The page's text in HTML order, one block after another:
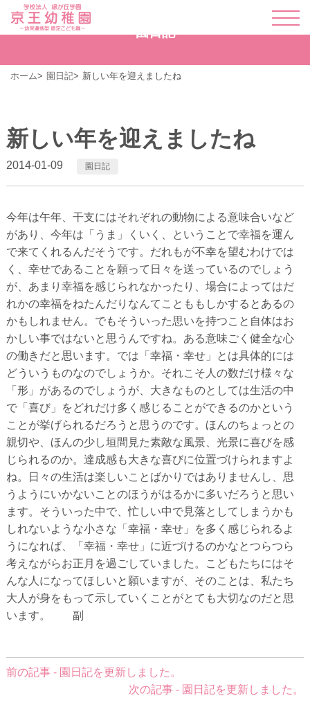
園日記
ホーム 園日記 新しい年を迎えましたね
新しい年を迎えましたね
2014-01-09 園日記
今年は午年、干支にはそれぞれの動物による意味合いなど
があり、今年は「うま」くいく、ということで幸福を運ん
で来てくれるんだそうです。だれもが不幸を望むわけでは
く、幸せであることを願って日々を送っているのでしょう
が、あまり幸福を感じられなかったり、場合によってはだ
れかの幸福をねたんだりなんてことももしかするとあるの
かもしれません。でもそういった思いを持つこと自体はお
かしい事ではないと思うんですね。ある意味ごく健全な心
の働きだと思います。では「幸福・幸せ」とは具体的には
どういうものなのでしょうか。それこそ人の数だけ様々な
「形」があるのでしょうが、大きなものとしては生活の中
で「喜び」をどれだけ多く感じることができるのかという
ことが挙げられるだろうと思うのです。ほんのちょっとの
親切や、ほんの少し垣間見た素敵な風景、光景に喜びを感
じられるのか。達成感も大きな喜びに位置づけられますよ
ね。日々の生活は楽しいことばかりではありませんし、思
うようにいかないことのほうがはるかに多いだろうと思い
ます。そういった中で、忙しい中で見落としてしまうかも
しれないような小さな「幸福・幸せ」を多く感じられるよ
うになれば、「幸福・幸せ」に近づけるのかなとつらつら
考えながらお正月を過ごしていました。こどもたちにはそ
んな人になってほしいと願いますが、そのことは、私たち
大人が身をもって示していくことがとても大切なのだと思
います。 副
前
前の記事 - 園日記を更新しました。
次の記事 - 園日記を更新しました。